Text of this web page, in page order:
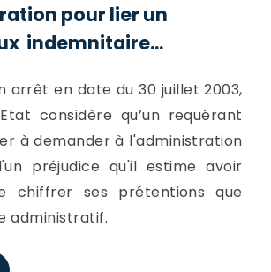
pour lier un
indemnitaire...
arrêt en date du 30 juillet 2003,
considère qu’un requérant
à demander à l'administration
préjudice qu'il estime avoir
chiffrer ses prétentions que
administratif.